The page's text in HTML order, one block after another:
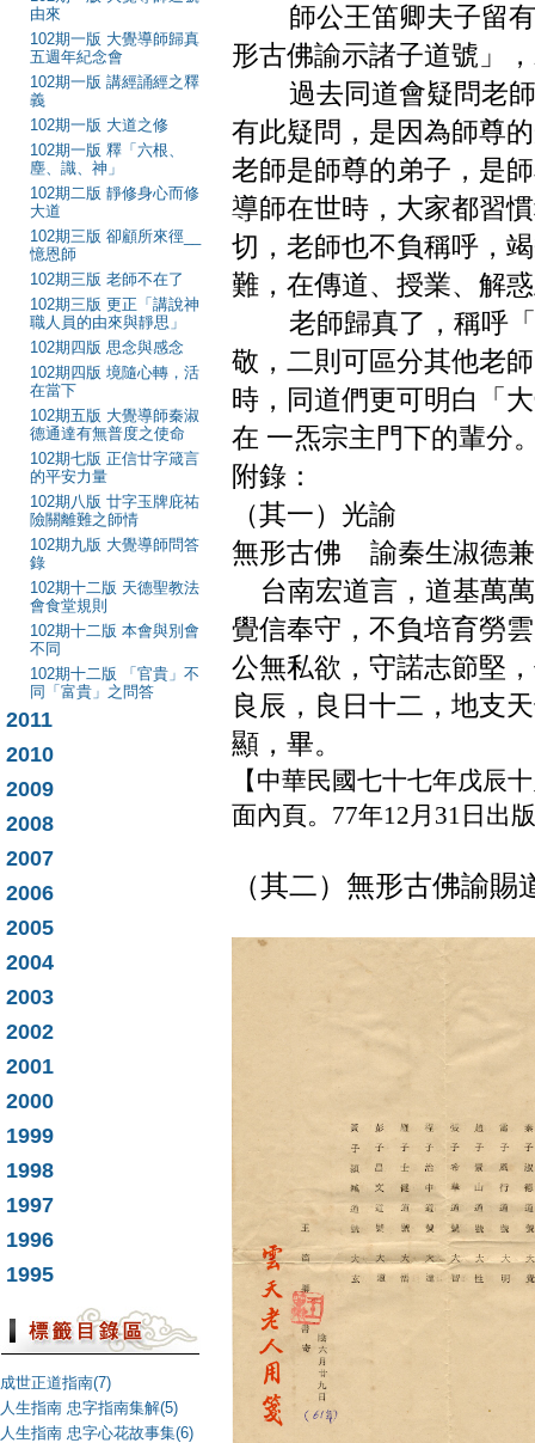
由來
102期一版 大覺導師歸真
五週年紀念會
102期一版 講經誦經之釋
義
102期一版 大道之修
102期一版 釋「六根、
塵、識、神」
102期二版 靜修身心而修
大道
102期三版 卻顧所來徑__
憶恩師
102期三版 老師不在了
102期三版 更正「講說神
職人員的由來與靜思」
102期四版 思念與感念
102期四版 境隨心轉，活
在當下
102期五版 大覺導師秦淑
德通達有無普度之使命
102期七版 正信廿字箴言
的平安力量
102期八版 廿字玉牌庇祐
險關離難之師情
102期九版 大覺導師問答
錄
102期十二版 天德聖教法
會食堂規則
102期十二版 本會與別會
不同
102期十二版 「官貴」不
同「富貴」之問答
2011
2010
2009
2008
2007
2006
2005
2004
2003
2002
2001
2000
1999
1998
1997
1996
1995
成世正道指南(7)
人生指南 忠字指南集解(5)
人生指南 忠字心花故事集(6)
師公王笛卿夫子留有
形古佛諭示諸子道號」
過去同道會疑問老師
有此疑問，是因為師尊
老師是師尊的弟子，是
導師在世時，大家都習
切，老師也不負稱呼，
難，在傳道、授業、解
老師歸真了，稱呼「
敬，二則可區分其他老
時，同道們更可明白「
在 一炁宗主門下的輩分
附錄：
（其一）光諭
無形古佛 諭秦生淑德
台南宏道言，道基萬
覺信奉守，不負培育勞
公無私欲，守諾志節堅
良辰，良日十二，地支
顯，畢。
【中華民國七十七年戊辰
面內頁。77年12月31日出
（其二）無形古佛諭賜